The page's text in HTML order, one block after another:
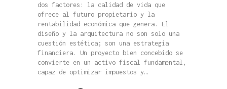
dos factores: la calidad de vida que
ofrece al futuro propietario y la
rentabilidad económica que genera. El
diseño y la arquitectura no son solo una
cuestión estética; son una estrategia
financiera. Un proyecto bien concebido se
convierte en un activo fiscal fundamental,
capaz de optimizar impuestos y…